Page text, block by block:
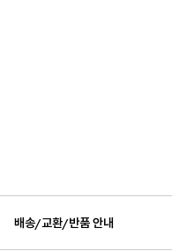
배송/교환/반품 안내